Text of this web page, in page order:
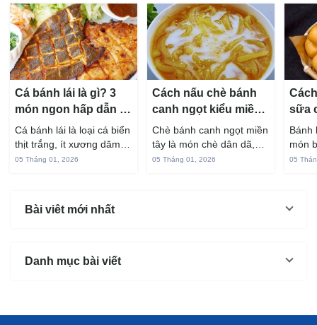
Cá bánh lái là gì? 3
món ngon hấp dẫn từ
cá bánh lái
Cá bánh lái là loại cá biển
thịt trắng, ít xương dăm,
vị ngọt và rất dễ ăn khi
thể...
05 Tháng 01, 2026
Cách nấu chè bánh
canh ngọt kiểu miền
Tây ngon chuẩn vị
Chè bánh canh ngọt miền
tây là món chè dân dã,
gắn liền với đời sống sinh
05 Tháng 01, 2026
sữa
hấp
Bánh
món
mùi
05
Bài viêt mới nhất
Danh mục bài viết